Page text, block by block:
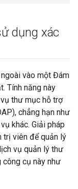
dụng xác
vào một Đám
Tính năng này
thư mục hỗ trợ
chẳng hạn như
khác. Giải pháp
trị viên để quản lý
vụ quản lý thư
cụ này như